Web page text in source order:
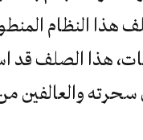
هذا النظام
هذا الصلف قد
والعالفين